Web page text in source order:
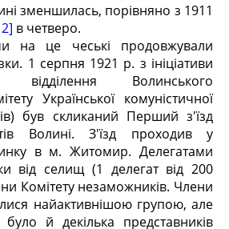
зменшилась, порівняно з 1911
в четверо.
на це чеські продовжували
1 серпня 1921 р. з ініціативи
відділення Волинського
Української комуністичної
був скликаний Перший з'їзд
Волині. З'їзд проходив у
в м. Житомир. Делегатами
від селищ (1 делегат від 200
Комітету незаможників. Члени
найактивнішою групою, але
й декілька представників